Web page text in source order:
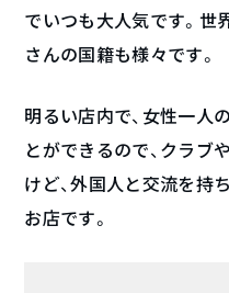
でいつも大人気です。世
さんの国籍も様々です。
明るい店内で、女性一人
とができるので、クラブ
けど、外国人と交流を持
お店です。